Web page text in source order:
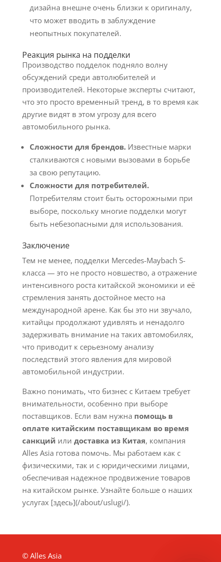
дизайна внешне очень близки к оригиналу,
что может вводить в заблуждение
неопытных покупателей.
Реакция рынка на подделки
Производство подделок подняло волну
обсуждений среди автолюбителей и
производителей. Некоторые эксперты считают,
что это просто временный тренд, в то время как
другие видят в этом угрозу для всего
автомобильного рынка.
Сложности для брендов.Известные марки
сталкиваются с новыми вызовами в борьбе
за свою репутацию.
Сложности для потребителей.
Потребителям стоит быть осторожными при
выборе, поскольку многие подделки могут
быть небезопасными для использования.
Заключение
Тем не менее, подделки Mercedes-Maybach S-
класса — это не просто новшество, а отражение
интенсивного роста китайской экономики и её
стремления занять достойное место на
международной арене. Как бы это ни звучало,
китайцы продолжают удивлять и ненадолго
задерживать внимание на таких автомобилях,
что приводит к серьезному анализу
последствий этого явления для мировой
автомобильной индустрии.
Важно понимать, что бизнес с Китаем требует
внимательности, особенно при выборе
поставщиков. Если вам нужна помощь в
оплате китайским поставщикам во время
санкций или доставка из Китая, компания
Alles Asia готова помочь. Мы работаем как с
физическими, так и с юридическими лицами,
обеспечивая надежное продвижение товаров
на китайском рынке. Узнайте больше о наших
услугах [здесь](/about/uslugi/).
© Alles Asia